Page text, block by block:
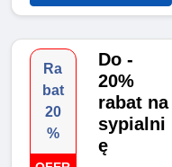
Ra
bat
20
%
Do -
20%
rabat na
sypialni
ę